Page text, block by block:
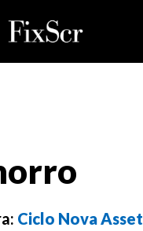
Ciclo Nova Asset